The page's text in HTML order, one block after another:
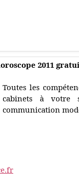
2011
Toutes les
cabinets à votre
communication